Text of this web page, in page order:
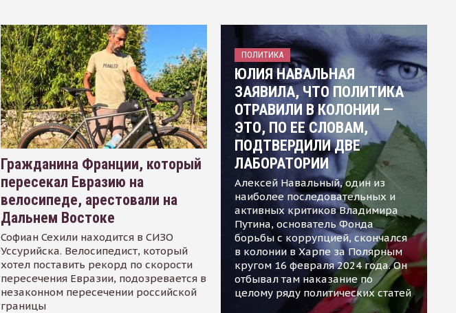
Гражданина Франции, который
пересекал Евразию на
велосипеде, арестовали на
Дальнем Востоке
Софиан Сехили находится в СИЗО
Уссурийска. Велосипедист, который
хотел поставить рекорд по скорости
пересечения Евразии, подозревается в
незаконном пересечении российской
границы
ПОЛИТИКА
ЮЛИЯ НАВАЛЬНАЯ
ЗАЯВИЛА, ЧТО ПОЛИТИКА
ОТРАВИЛИ В КОЛОНИИ —
ЭТО, ПО ЕЕ СЛОВАМ,
ПОДТВЕРДИЛИ ДВЕ
ЛАБОРАТОРИИ
Алексей Навальный, один из
наиболее последовательных и
активных критиков Владимира
Путина, основатель Фонда
борьбы с коррупцией, скончался
в колонии в Харпе за Полярным
кругом 16 февраля 2024 года. Он
отбывал там наказание по
целому ряду политических статей